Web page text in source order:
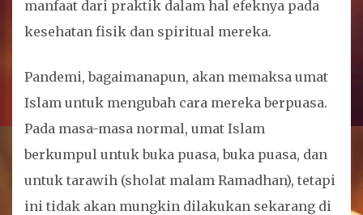
manfaat dari praktik dalam hal efeknya pada
kesehatan fisik dan spiritual mereka.
Pandemi, bagaimanapun, akan memaksa umat
Islam untuk mengubah cara mereka berpuasa.
Pada masa-masa normal, umat Islam
berkumpul untuk buka puasa, buka puasa, dan
untuk tarawih (sholat malam Ramadhan), tetapi
ini tidak akan mungkin dilakukan sekarang di